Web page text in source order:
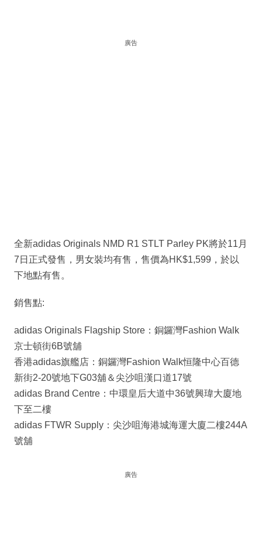
廣告
全新adidas Originals NMD R1 STLT Parley PK將於11月
7日正式發售，男女裝均有售，售價為HK$1,599，於以
下地點有售。
銷售點:
adidas Originals Flagship Store：銅鑼灣Fashion Walk
京士頓街6B號舖
香港adidas旗艦店：銅鑼灣Fashion Walk恒隆中心百德
新街2-20號地下G03舖＆尖沙咀漢口道17號
adidas Brand Centre：中環皇后大道中36號興瑋大廈地
下至二樓
adidas FTWR Supply：尖沙咀海港城海運大廈二樓244A
號舖
廣告